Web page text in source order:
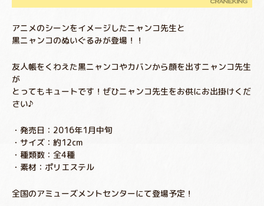
アニメのシーンをイメージしたニャンコ先生と
黒ニャンコのぬいぐるみが登場！！
友人帳をくわえた黒ニャンコやカバンから顔を出すニャンコ先生
が
とってもキュートです！ぜひニャンコ先生をお供にお出掛けくだ
さい♪
・発売日：2016年1月中旬
・サイズ：約12cm
・種類数：全4種
・素材：ポリエステル
全国のアミューズメントセンターにて登場予定！